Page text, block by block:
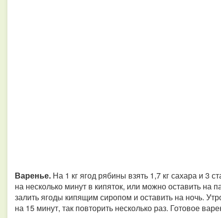
Варенье. На 1 кг ягод рябины взять 1,7 кг сахара и 3
на несколько минут в кипяток, или можно оставить на
залить ягоды кипящим сиропом и оставить на ночь.
на 15 минут, так повторить несколько раз. Готовое